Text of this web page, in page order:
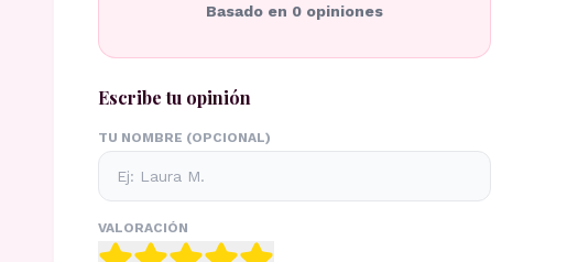
Basado en 0opiniones
Escribe tu opinión
TU NOMBRE (OPCIONAL)
VALORACIÓN